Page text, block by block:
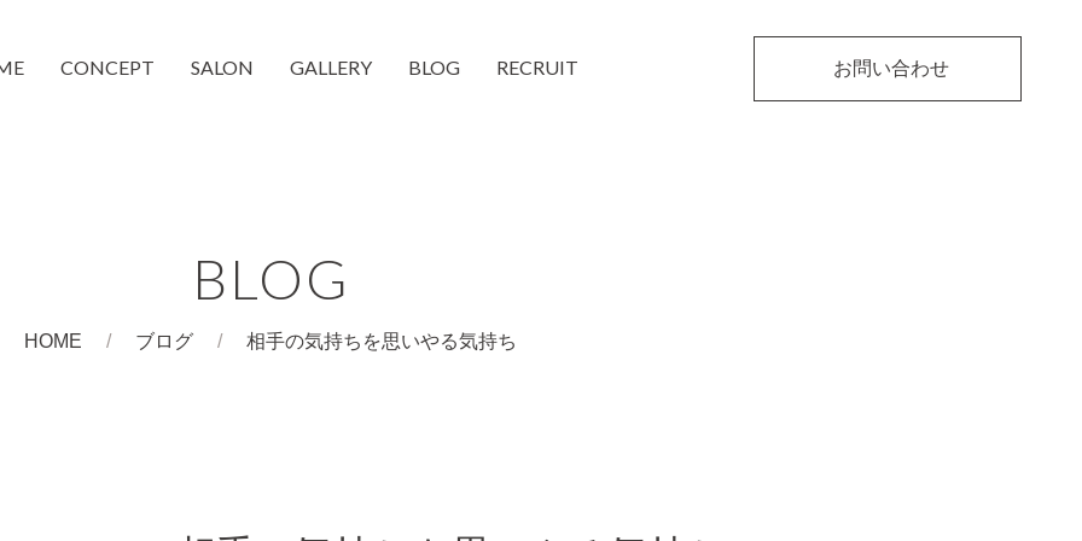
CONCEPT SALON GALLERY BLOG RECRUIT お問い合わせ
BLOG
HOME ブログ 相手の気持ちを思いやる気持ち